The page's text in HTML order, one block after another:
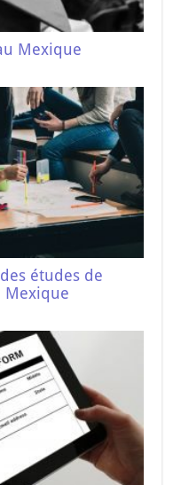
Mexique
études de
Mexique